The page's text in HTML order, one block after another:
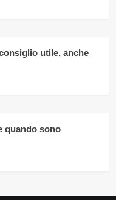
utile, anche
quando sono